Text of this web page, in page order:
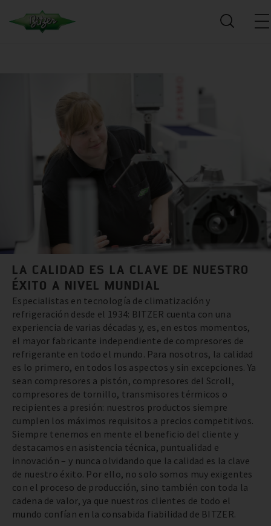
LA CALIDAD ES LA CLAVE DE NUESTRO
ÉXITO A NIVEL MUNDIAL
Especialistas en tecnología de climatización y
refrigeración desde el 1934: BITZER cuenta con una
experiencia de varias décadas y, es, en estos momentos,
el mayor fabricante independiente de compresores de
refrigerante en todo el mundo. Para nosotros, la calidad
es lo primero, en todos los aspectos y sin excepciones. Ya
sean compresores a pistón, compresores del Scroll,
compresores de tornillo, transmisores térmicos o
recipientes a presión: nuestros productos siempre
cumplen los máximos requisitos a precios competitivos.
Siempre tenemos en mente el beneficio del cliente y
destacamos en asistencia técnica, puntualidad e
innovación – y nunca olvidando que la calidad es la clave
de nuestro éxito. Por ello, no solo somos muy exigentes
con el proceso de producción, sino también con toda la
cadena de valor, ya que nuestros clientes de todo el
mundo confían en la consabida fiabilidad de BITZER.